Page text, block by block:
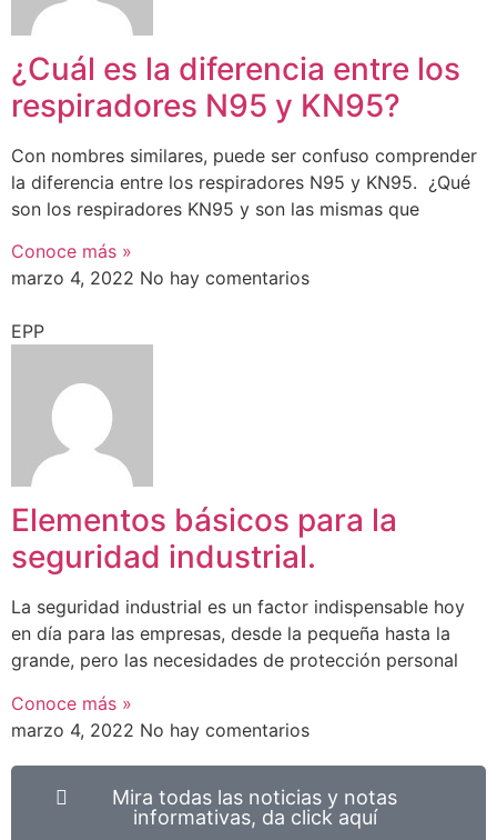
¿Cuál es la diferencia entre los
respiradores N95 y KN95?
Con nombres similares, puede ser confuso comprender
la diferencia entre los respiradores N95 y KN95. ¿Qué
son los respiradores KN95 y son las mismas que
Conoce más »
marzo 4, 2022 No hay comentarios
EPP
Elementos básicos para la
seguridad industrial.
La seguridad industrial es un factor indispensable hoy
en día para las empresas, desde la pequeña hasta la
grande, pero las necesidades de protección personal
Conoce más »
marzo 4, 2022 No hay comentarios
Mira todas las noticias y notas
informativas, da click aquí